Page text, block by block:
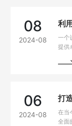
08
2024-08
一个
提供
的热
06
2024-08
在当
全面